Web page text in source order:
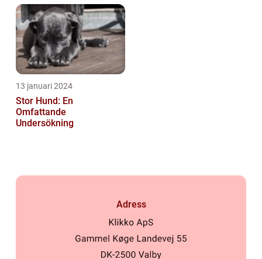
13 januari 2024
Stor Hund: En
Omfattande
Undersökning
Adress